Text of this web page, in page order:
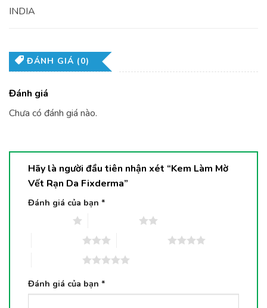
INDIA
ĐÁNH GIÁ (0)
Đánh giá
Chưa có đánh giá nào.
Hãy là người đầu tiên nhận xét “Kem Làm Mờ
Vết Rạn Da Fixderma”
Đánh giá của bạn *
Đánh giá của bạn *